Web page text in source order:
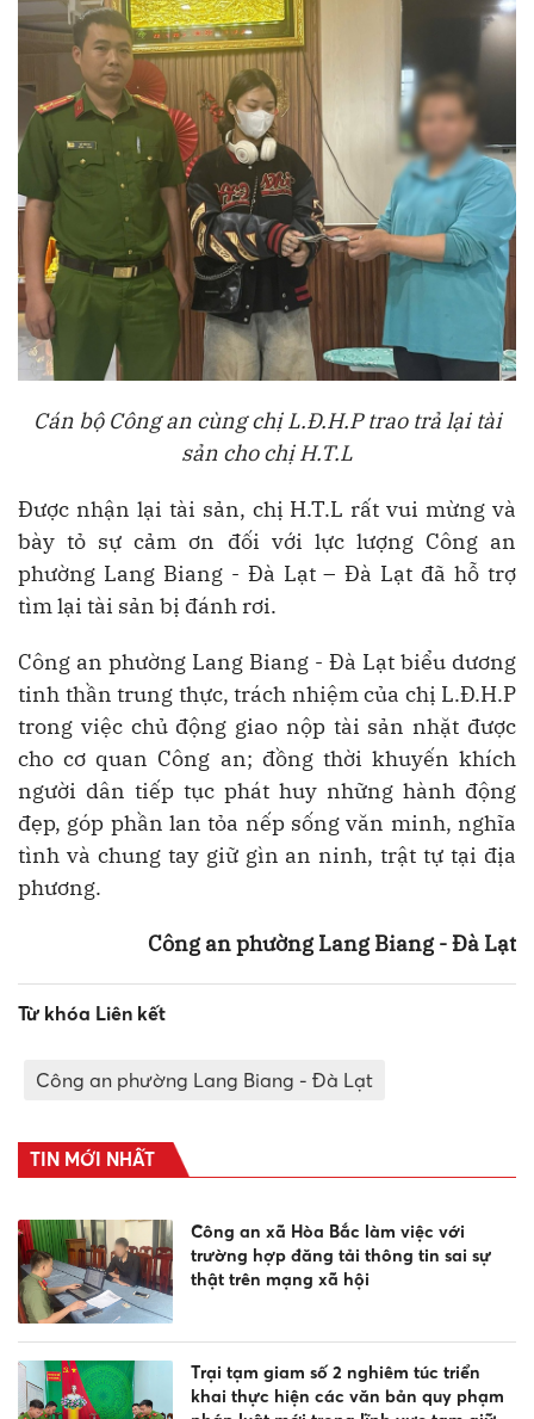
Cán bộ Công an cùng chị L.Đ.H.P trao trả lại tài
sản cho chị H.T.L
Được nhận lại tài sản, chị H.T.L rất vui mừng và
bày tỏ sự cảm ơn đối với lực lượng Công an
phường Lang Biang - Đà Lạt – Đà Lạt đã hỗ trợ
tìm lại tài sản bị đánh rơi.
Công an phường Lang Biang - Đà Lạt biểu dương
tinh thần trung thực, trách nhiệm của chị L.Đ.H.P
trong việc chủ động giao nộp tài sản nhặt được
cho cơ quan Công an; đồng thời khuyến khích
người dân tiếp tục phát huy những hành động
đẹp, góp phần lan tỏa nếp sống văn minh, nghĩa
tình và chung tay giữ gìn an ninh, trật tự tại địa
phương.
Công an phường Lang Biang - Đà Lạt
Từ khóa Liên kết
Công an phường Lang Biang - Đà Lạt
TIN MỚI NHẤT
Công an xã Hòa Bắc làm việc với
trường hợp đăng tải thông tin sai sự
thật trên mạng xã hội
Trại tạm giam số 2 nghiêm túc triển
khai thực hiện các văn bản quy phạm